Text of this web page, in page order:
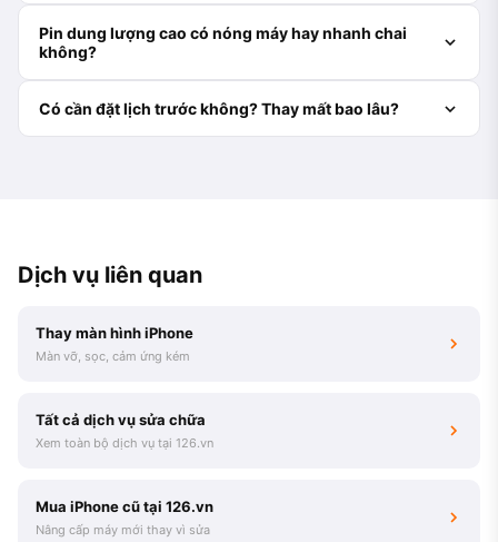
Pin dung lượng cao có nóng máy hay nhanh chai
không?
Có cần đặt lịch trước không? Thay mất bao lâu?
Dịch vụ liên quan
Thay màn hình iPhone
Màn vỡ, sọc, cảm ứng kém
Tất cả dịch vụ sửa chữa
Xem toàn bộ dịch vụ tại 126.vn
Mua iPhone cũ tại 126.vn
Nâng cấp máy mới thay vì sửa